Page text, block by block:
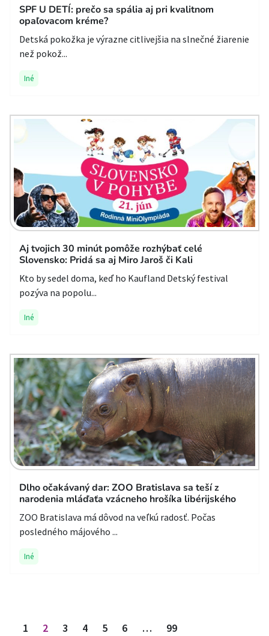
SPF U DETÍ: prečo sa spália aj pri kvalitnom
opaľovacom kréme?
Detská pokožka je výrazne citlivejšia na slnečné žiarenie
než pokož...
Iné
Aj tvojich 30 minút pomôže rozhýbať celé
Slovensko: Pridá sa aj Miro Jaroš či Kali
Kto by sedel doma, keď ho Kaufland Detský festival
pozýva na popolu...
Iné
Dlho očakávaný dar: ZOO Bratislava sa teší z
narodenia mláďaťa vzácneho hrošíka libérijského
ZOO Bratislava má dôvod na veľkú radosť. Počas
posledného májového ...
Iné
1 2 3 4 5 6 … 99